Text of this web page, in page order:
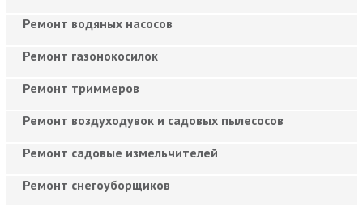
Ремонт водяных насосов
Ремонт газонокосилок
Ремонт триммеров
Ремонт воздуходувок и садовых пылесосов
Ремонт садовые измельчителей
Ремонт снегоуборщиков